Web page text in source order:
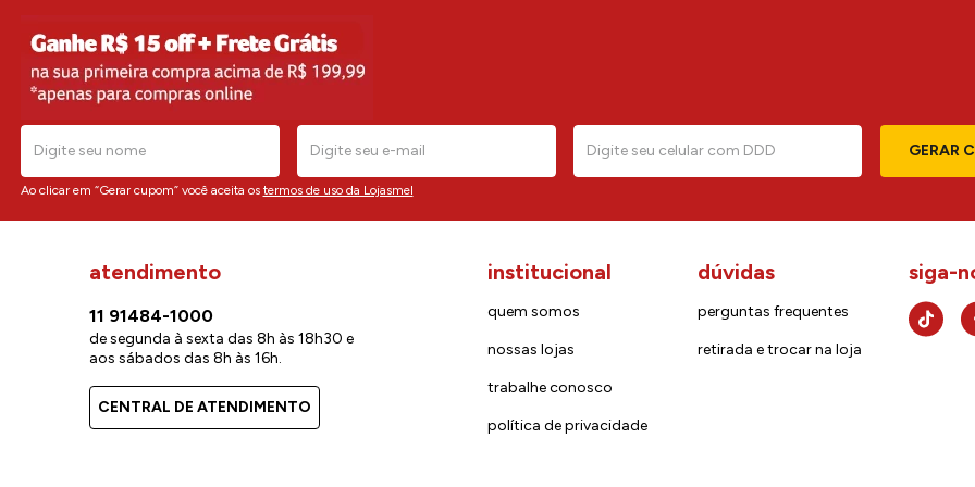
GERAR
Ao clicar em “Gerar cupom” você aceita os termos de uso da Lojasmel
atendimento
11 91484-1000
de segunda à sexta das 8h às 18h30 e
aos sábados das 8h às 16h.
CENTRAL DE ATENDIMENTO
institucional
quem somos
nossas lojas
trabalhe conosco
política de privacidade
dúvidas
perguntas frequentes
retirada e trocar na loja
siga-